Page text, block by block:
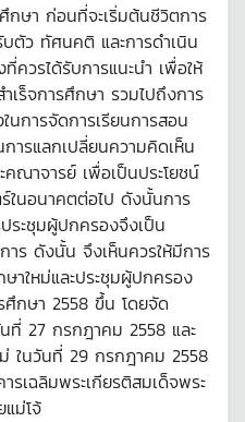
กษา ก่อนที่จะเริ่มต้นชีวิตการ
ตัว ทัศนคติ และการดำเนิน
ควรได้รับการแนะนำ เพื่อให้
ร็จการศึกษา รวมไปถึงการ
นการจัดการเรียนการสอน
ารแลกเปลี่ยนความคิดเห็น
ณาจารย์ เพื่อเป็นประโยชน์
นอนาคตต่อไป ดังนั้นการ
ระชุมผู้ปกครองจึงเป็น
ร ดังนั้น จึงเห็นควรให้มีการ
าใหม่และประชุมผู้ปกครอง
ศึกษา 2558 ขึ้น โดยจัด
ที่ 27 กรกฎาคม 2558 และ
ในวันที่ 29 กรกฎาคม 2558
เฉลิมพระเกียรติสมเด็จพระ
ม่โจ้